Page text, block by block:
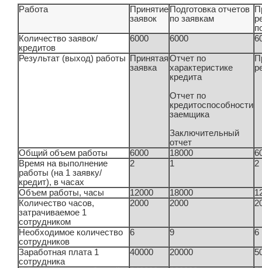
Работа
Принятие
заявок
Подготовка отчетов
по заявкам
Количество заявок/
кредитов
6000 6000
Результат (выход) работы
Принятая
заявка
Отчет по
характеристике
кредита
Отчет по
кредитоспособности
заемщика
Заключительный
отчет
Общий объем работы 6000 18000
Время на выполнение
работы (на 1 заявку/
кредит), в часах
2 1 2
Объем работы, часы 12000 18000
Количество часов,
затрачиваемое 1
сотрудником
2000 2000
Необходимое количество
сотрудников
6 9 6
Заработная плата 1
сотрудника
40000 20000